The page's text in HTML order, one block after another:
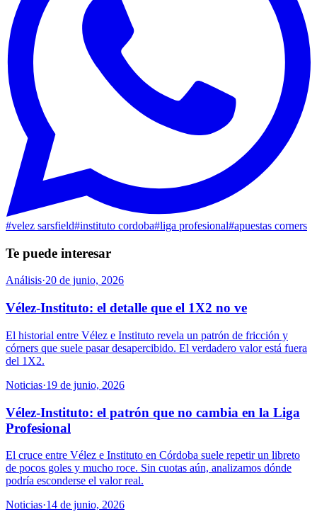
#velez sarsfield#instituto cordoba#liga profesional#apuestas corners
Te puede interesar
Análisis·20 de junio, 2026
Vélez-Instituto: el detalle que el 1X2 no ve
El historial entre Vélez e Instituto revela un patrón de fricción y
córners que suele pasar desapercibido. El verdadero valor está fuera
del 1X2.
Noticias·19 de junio, 2026
Vélez-Instituto: el patrón que no cambia en la Liga
Profesional
El cruce entre Vélez e Instituto en Córdoba suele repetir un libreto
de pocos goles y mucho roce. Sin cuotas aún, analizamos dónde
podría esconderse el valor real.
Noticias·14 de junio, 2026